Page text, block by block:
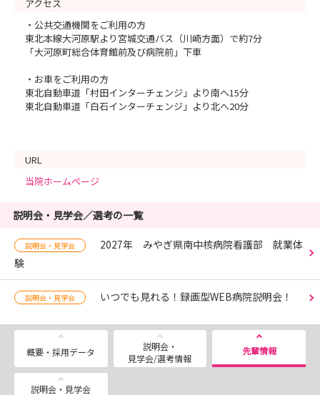
アクセス
・公共交通機関をご利用の方
東北本線大河原駅より宮城交通バス（川崎方面）で約7分
「大河原町総合体育館前及び病院前」下車
・お車をご利用の方
東北自動車道「村田インターチェンジ」より南へ15分
東北自動車道「白石インターチェンジ」より北へ20分
URL
当院ホームページ
説明会・見学会／選考の一覧
説明会・見学会
2027年 みやぎ県南中核病院看護部 就業体
験
説明会・見学会 いつでも見れる！録画型WEB病院説明会！
概要・採用データ
説明会・
見学会/選考情報
先輩情報
説明会・見学会